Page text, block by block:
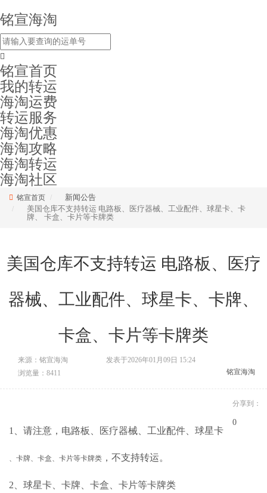
铭宣海淘
铭宣首页
我的转运
海淘运费
转运服务
海淘优惠
海淘攻略
海淘转运
海淘社区
铭宣首页
新闻公告
美国仓库不支持转运 电路板、医疗器械、工业配件、球星卡、卡
牌、 卡盒、卡片等卡牌类
美国仓库不支持转运 电路板、医疗
器械、工业配件、球星卡、卡牌、
卡盒、卡片等卡牌类
来源：铭宣海淘
发表于2026年01月09日 15:24
浏览量：8411
铭宣海淘
分享到：
0
1、请注意，电路板、医疗器械、工业配件、球星卡
、卡牌、卡盒、卡片等卡牌类 ，不支持转运。
2、球星卡 、卡牌、卡盒、卡片等卡牌类